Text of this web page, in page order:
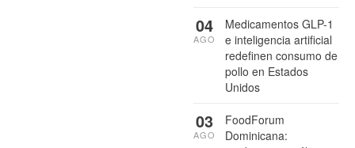
Medicamentos GLP-1
e inteligencia artificial
redefinen consumo de
pollo en Estados
Unidos
04
AGO
FoodForum
Dominicana:
03
AGO